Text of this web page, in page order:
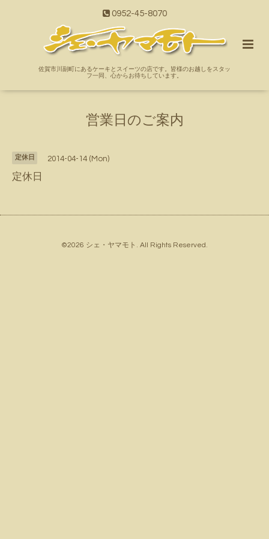
0952-45-8070
佐賀市川副町にあるケーキとスイーツの店です。皆様のお越しをスタッ
フ一同、心からお待ちしています。
営業日のご案内
定休日 2014-04-14 (Mon)
定休日
©2026 シェ・ヤマモト . All Rights Reserved.